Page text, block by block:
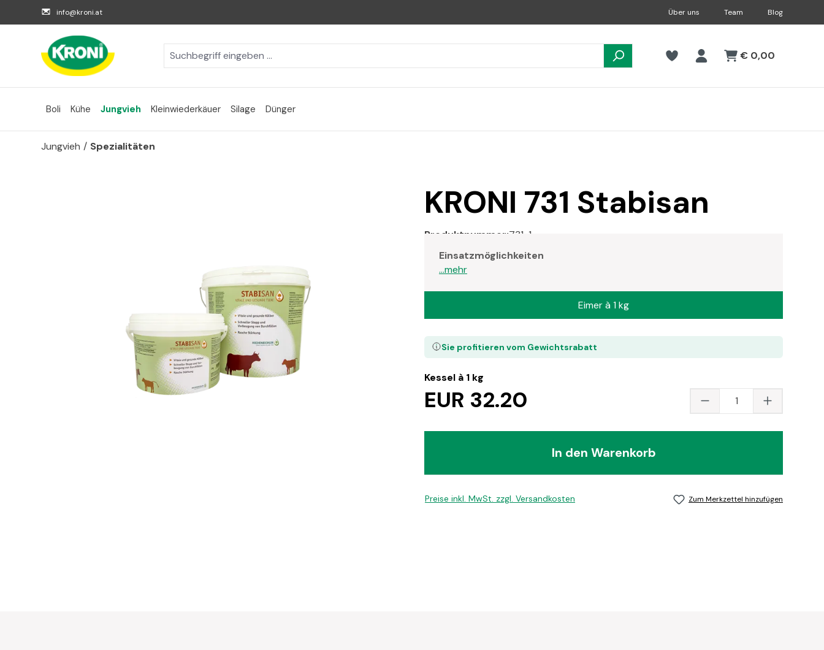
Hauptinhalt springen
Zur Suche springen
Zur Hauptnavigation springen
info@kroni.at Über uns Team Blog
€ 0,00
Boli Kühe Jungvieh Kleinwiederkäuer Silage Dünger
Jungvieh / Spezialitäten
KRONI 731 Stabisan
Produktnummer:731-1
Einsatzmöglichkeiten
...mehr
Kessel à 1 kg
EUR 32.20
Sie profitieren vom Gewichtsrabatt
Eimer à 1 kg
Produkt Anzahl:
In den Warenkorb
Preise inkl. MwSt. zzgl. Versandkosten Zum Merkzettel hinzufügen